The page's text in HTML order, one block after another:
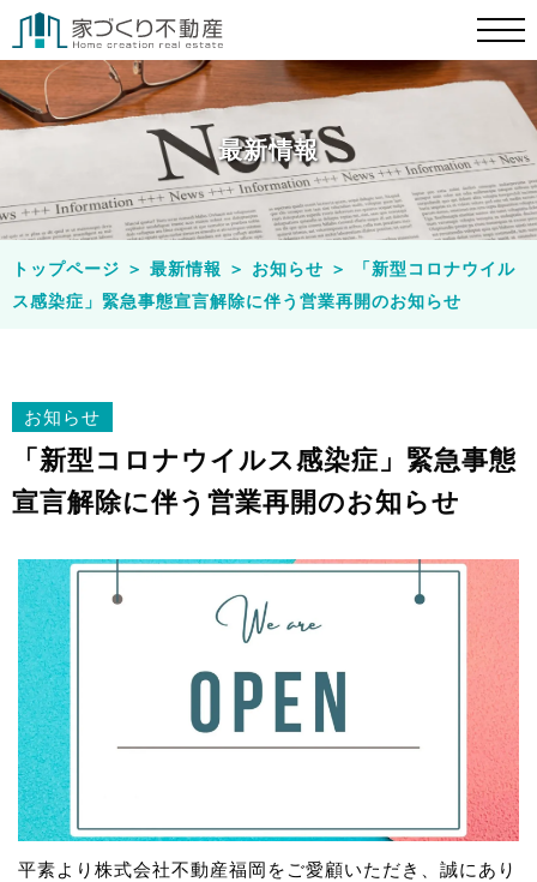
最新情報
トップページ ＞ 最新情報 ＞ お知らせ ＞
「新型コロナウイル
ス感染症」緊急事態宣言解除に伴う営業再開のお知らせ
お知らせ
「新型コロナウイルス感染症」緊急事態
宣言解除に伴う営業再開のお知らせ
平素より株式会社不動産福岡をご愛顧いただき、誠にあり